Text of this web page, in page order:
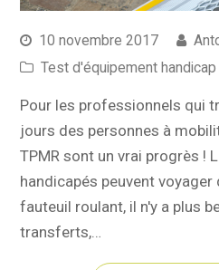
10 novembre 2017
Test d'équipement handicap
Pour les professionnels qui
jours des personnes à
TPMR sont un vrai progrès !
handicapés peuvent
fauteuil roulant, il n'y a plus
transferts,…